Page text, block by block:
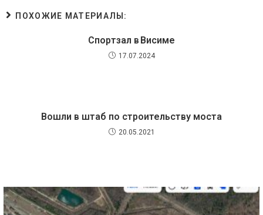
ПОХОЖИЕ МАТЕРИАЛЫ:
Спортзал в Висиме
17.07.2024
Вошли в штаб по строительству моста
20.05.2021